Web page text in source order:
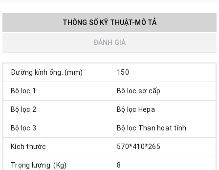
THÔNG SỐ KỸ THUẬT-MÔ TẢ
ĐÁNH GIÁ
Đường kính ống: (mm) 150
Bộ lọc 1 Bộ lọc sơ cấp
Bộ lọc 2 Bộ lọc Hepa
Bộ lọc 3 Bộ lọc Than hoạt tính
Kích thước 570*410*265
Trọng lượng: (Kg) 8